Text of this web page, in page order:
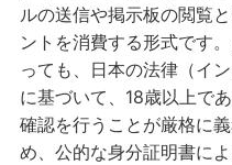
ルの送信や掲示板の閲覧
ントを消費する形式です
っても、日本の法律（イ
に基づいて、18歳以上で
確認を行うことが厳格に
め、公的な身分証明書に